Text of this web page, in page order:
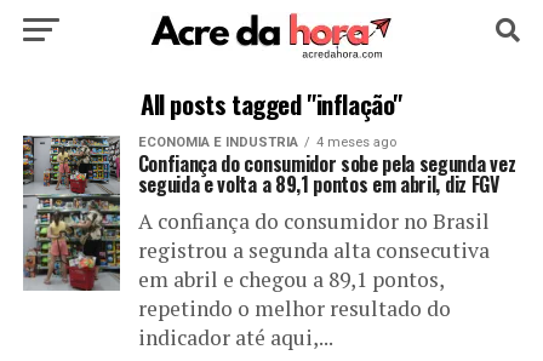
POLÍTICA CULTURA ESPORTE
EDUCAÇÃO NOTÍCIA MUNDO
All posts tagged "inflação"
ECONOMIA E INDUSTRIA 4 meses ago
Confiança do consumidor sobe pela segunda vez
seguida e volta a 89,1 pontos em abril, diz FGV
A confiança do consumidor no Brasil
registrou a segunda alta consecutiva
em abril e chegou a 89,1 pontos,
repetindo o melhor resultado do
indicador até aqui,...